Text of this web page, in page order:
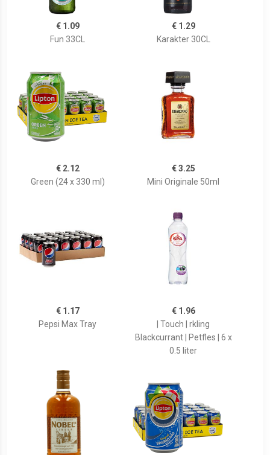
€ 1.09
Fun 33CL
€ 1.29
Karakter 30CL
€ 2.12
Green (24 x 330 ml)
€ 3.25
Mini Originale 50ml
€ 1.17
Pepsi Max Tray
€ 1.96
| Touch | rkling
Blackcurrant | Petfles | 6 x
0.5 liter